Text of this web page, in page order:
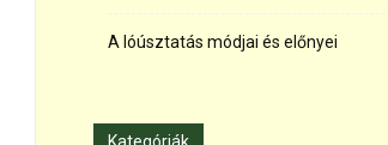
A lóúsztatás módjai és előnyei